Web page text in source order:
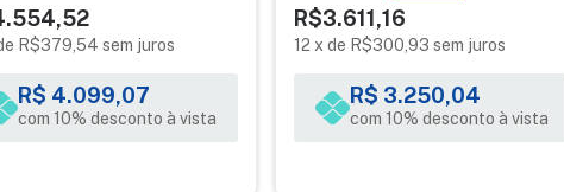
R$379,54 sem juros
R$ 4.099,07
com 10% desconto à vista
R$3.611,16
12 xde R$300,93 sem juros
R$ 3.250,04
com 10% desconto à vista